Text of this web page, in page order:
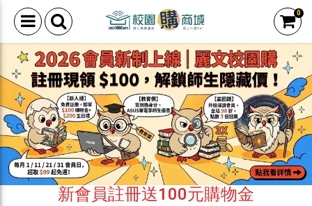
0
新會員註冊送100元購物金